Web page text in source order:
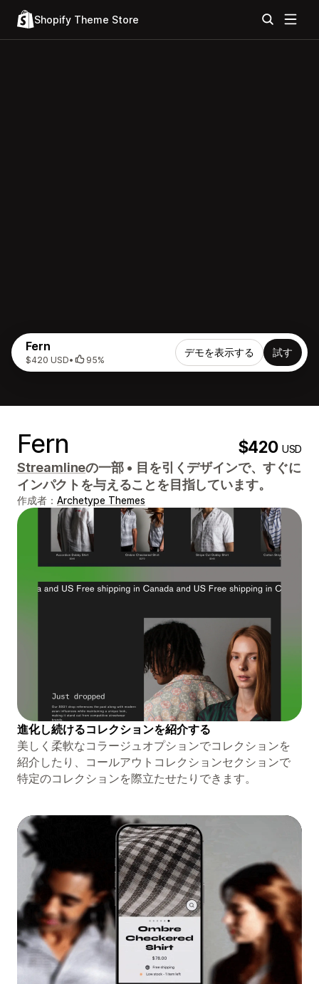
Shopify Theme Store
Fern
$420 USD• 95%
デモを表示する 試す
Fern $420USD
Streamlineの一部 • 目を引くデザインで、すぐに
インパクトを与えることを目指しています。
作成者： Archetype Themes
進化し続けるコレクションを紹介する
美しく柔軟なコラージュオプションでコレクションを
紹介したり、コールアウトコレクションセクションで
特定のコレクションを際立たせたりできます。